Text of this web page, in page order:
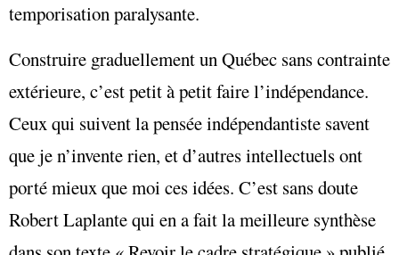
temporisation paralysante.
Construire graduellement un Québec sans contrainte
extérieure, c’est petit à petit faire l’indépendance.
Ceux qui suivent la pensée indépendantiste savent
que je n’invente rien, et d’autres intellectuels ont
porté mieux que moi ces idées. C’est sans doute
Robert Laplante qui en a fait la meilleure synthèse